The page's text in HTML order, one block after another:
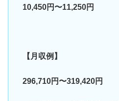
10,450円〜11,250円
【月収例】
296,710円〜319,420円